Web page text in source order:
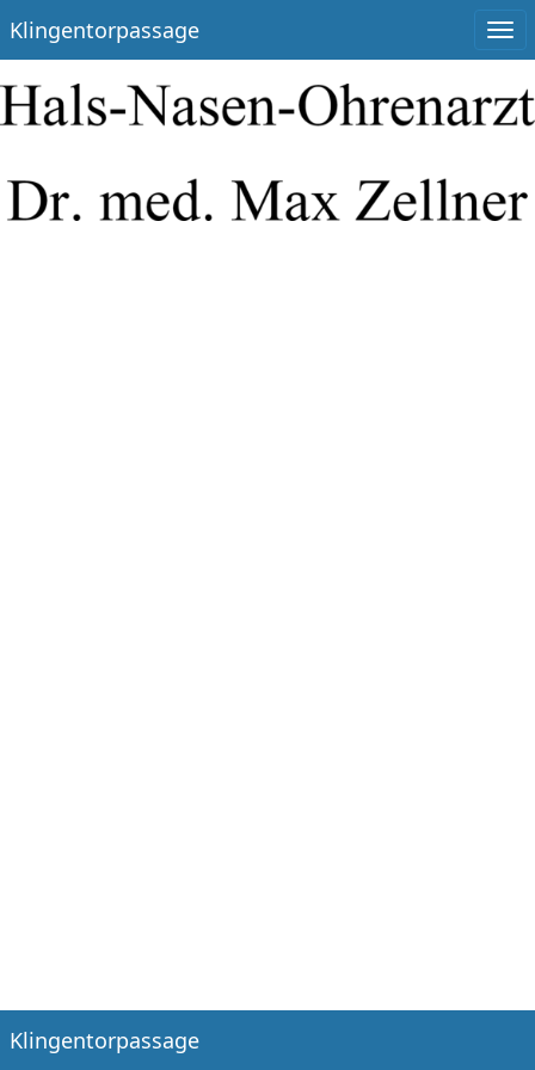
Klingentorpassage
Klingentorpassage